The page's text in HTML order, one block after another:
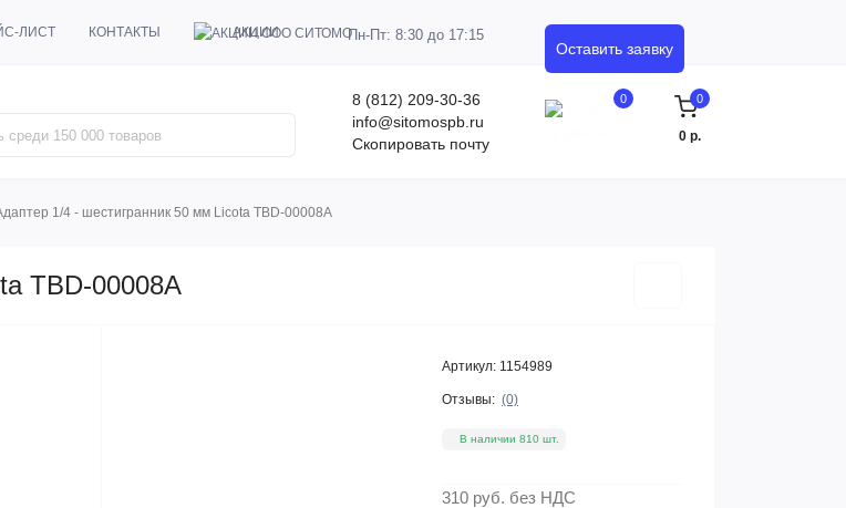
ЛИСТ КОНТАКТЫ АКЦИИ Пн-Пт: 8:30 до 17:15
Оставить заявку
8 (812) 209-30-36
info@sitomospb.ru
Скопировать почту
0 0
0 р.
1/4 - шестигранник 50 мм Licota TBD-00008A
TBD-00008A
Артикул: 1154989
Отзывы: (0)
В наличии 810 шт.
310 руб. без НДС